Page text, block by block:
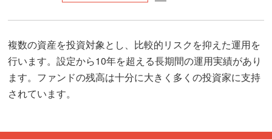
複数の資産を投資対象とし、比較的リスクを抑えた運用を
行います。設定から10年を超える長期間の運用実績があり
ます。ファンドの残高は十分に大きく多くの投資家に支持
されています。